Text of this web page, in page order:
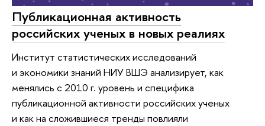
Публикационная активность
российских ученых в новых реалиях
Институт статистических исследований
и экономики знаний НИУ ВШЭ анализирует, как
менялись с 2010 г. уровень и специфика
публикационной активности российских ученых
и как на сложившиеся тренды повлияли